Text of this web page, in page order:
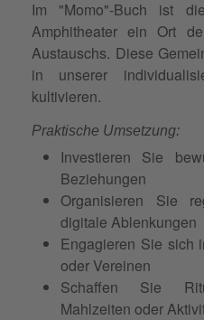
Im "Momo"-Buch ist
Amphitheater ein Ort
Austauschs. Diese
in unserer
kultivieren.
Praktische Umsetzung:
Investieren Sie
Beziehungen
Organisieren Sie
digitale Ablenkungen
Engagieren Sie sich
oder Vereinen
Schaffen Sie
Mahlzeiten oder